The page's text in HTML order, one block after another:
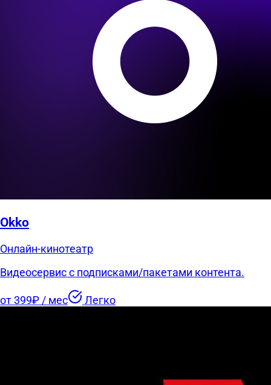
Okko
Онлайн-кинотеатр
Видеосервис с подписками/пакетами контента.
от 399₽ / мес Легко